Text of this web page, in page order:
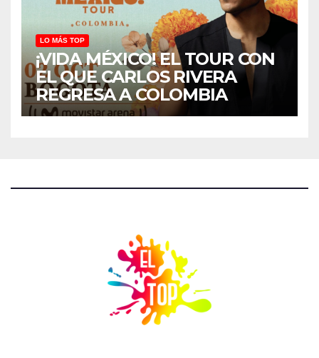
LO MÁS TOP
¡VIDA MÉXICO! EL TOUR CON
EL QUE CARLOS RIVERA
REGRESA A COLOMBIA